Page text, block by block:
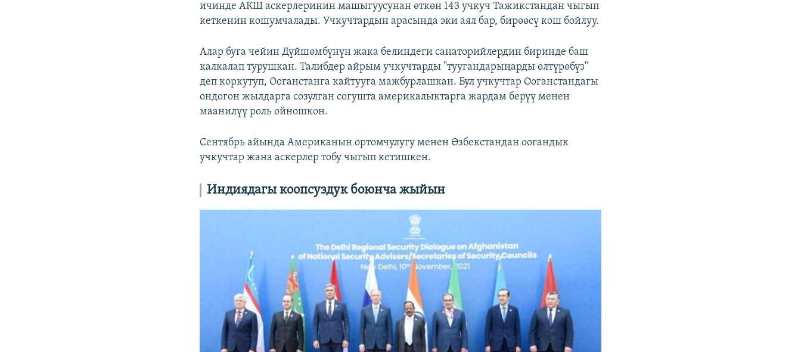
ичинде АКШ аскерлеринин машыгуусунан өткөн 143 учкуч Тажикстандан чыгып
кеткенин кошумчалады. Учкучтардын арасында эки аял бар, бирөөсү кош бойлуу.
Алар буга чейин Дүйшөмбүнүн жака белиндеги санаторийлердин биринде баш
калкалап турушкан. Талибдер айрым учкучтарды "туугандарыңарды өлтүрөбүз"
деп коркутуп, Ооганстанга кайтууга мажбурлашкан. Бул учкучтар Ооганстандагы
ондогон жылдарга созулган согушта америкалыктарга жардам берүү менен
маанилүү роль ойношкон.
Сентябрь айында Американын ортомчулугу менен Өзбекстандан оогандык
учкучтар жана аскерлер тобу чыгып кетишкен.
Индиядагы коопсуздук боюнча жыйын